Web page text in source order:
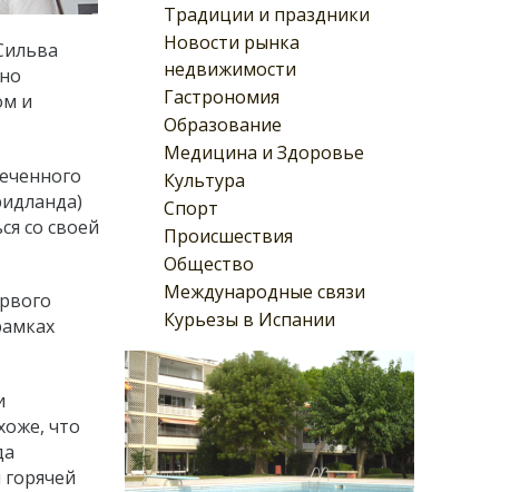
Традиции и праздники
Новости рынка
недвижимости
Гастрономия
Образование
Медицина и Здоровье
Культура
Спорт
Происшествия
Общество
Международные связи
Курьезы в Испании
и
со своей
что